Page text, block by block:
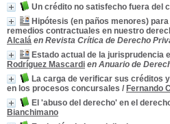
Un crédito no satisfecho fuera del
Hipótesis (en paños menores)
remedios contractuales en nuestro
Alcalá en Revista Crítica de Derecho
Estado actual de la jurisprudencia
Rodríguez Mascardi en Anuario de
La carga de verificar sus créditos
en los procesos concursales / Fernando
El 'abuso del derecho' en el
Bianchimano